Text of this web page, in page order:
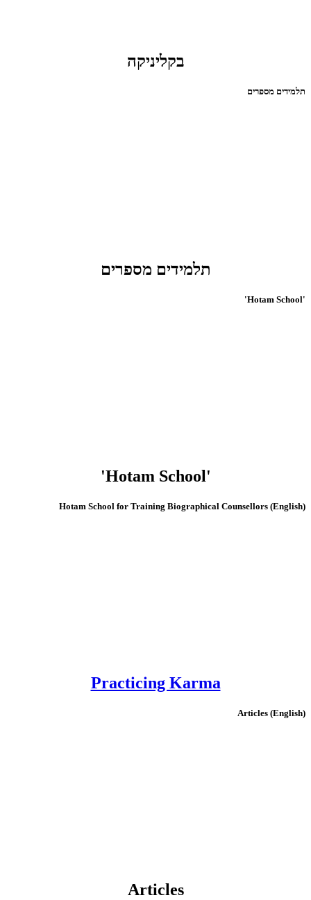
בקליניקה
תלמידים מספרים
תלמידים מספרים
'Hotam School'
'Hotam School'
(English) Hotam School for Training Biographical Counsellors
Practicing Karma
(English) Articles
Articles